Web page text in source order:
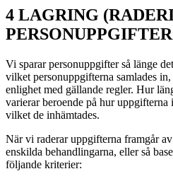
4 LAGRING
PERSONUPPGIFTER
Vi sparar personuppgifter så länge
vilket personuppgifterna samlades
enlighet med gällande regler. Hur
varierar beroende på hur uppgifterna
vilket de inhämtades.
När vi raderar uppgifterna framgår
enskilda behandlingarna, eller så
följande kriterier: